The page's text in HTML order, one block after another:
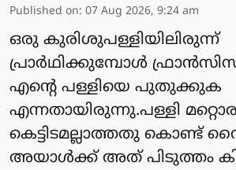
Published on: 07 Aug 2026, 9:24 am
ഒരു കുരിശുപള്ളിയിലിരുന്ന്
പ്രാർഥിക്കുമ്പോൾ ഫ്രാൻസിസ്
എന്റെ പള്ളിയെ പുതുക്കുക
എന്നതായിരുന്നു.പള്ളി
കെട്ടിടമല്ലാത്തതു കൊണ്ട്
അയാൾക്ക് അത് പിടുത്തം